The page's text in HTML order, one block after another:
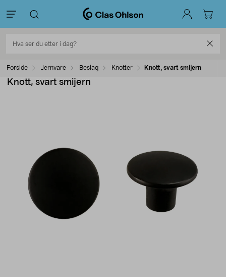
Forside Jernvare Beslag Knotter Knott, svart smijern
Knott, svart smijern